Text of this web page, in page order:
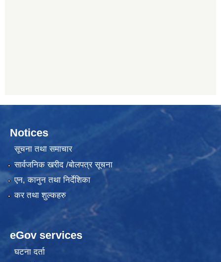
Notices
सूचना तथा समाचार
सार्वजनिक खरीद /बोलपत्र सूचना
एन, कानुन तथा निर्देशिका
कर तथा शुल्कहरु
eGov services
घटना दर्ता